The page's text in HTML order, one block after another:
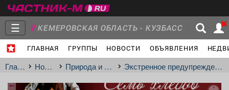
☰ КЕМЕРОВСКАЯ ОБЛАСТЬ - КУЗБАСС
ГЛАВНАЯ ГРУППЫ НОВОСТИ ОБЪЯВЛЕНИЯ
Главная
Главная Новости Природа и экология Экстренное предупреждение на 6 июня